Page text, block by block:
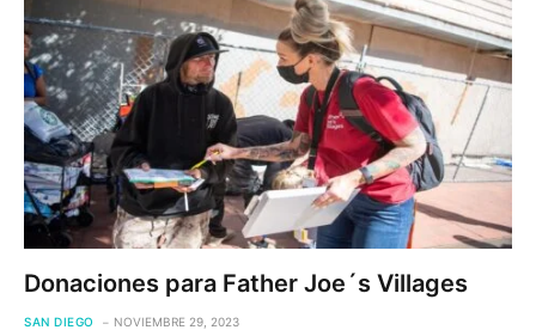
Donaciones para Father Joe´s Villages
SAN DIEGO NOVIEMBRE 29, 2023